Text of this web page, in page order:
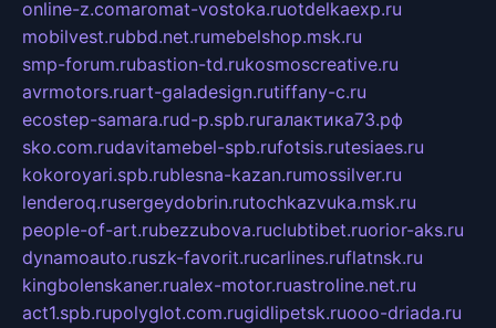
online-z.comaromat-vostoka.ruotdelkaexp.ru
mobilvest.rubbd.net.rumebelshop.msk.ru
smp-forum.rubastion-td.rukosmoscreative.ru
avrmotors.ruart-galadesign.rutiffany-c.ru
ecostep-samara.rud-p.spb.ruгалактика73.рф
sko.com.rudavitamebel-spb.rufotsis.rutesiaes.ru
kokoroyari.spb.rublesna-kazan.rumossilver.ru
lenderoq.rusergeydobrin.rutochkazvuka.msk.ru
people-of-art.rubezzubova.ruclubtibet.ruorior-aks.ru
dynamoauto.ruszk-favorit.rucarlines.ruflatnsk.ru
kingbolenskaner.rualex-motor.ruastroline.net.ru
act1.spb.rupolyglot.com.rugidlipetsk.ruooo-driada.ru